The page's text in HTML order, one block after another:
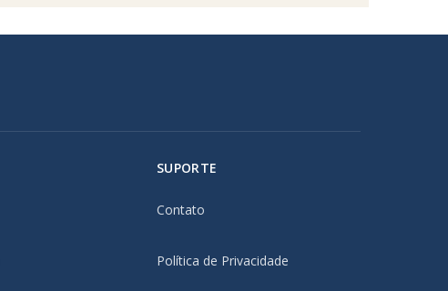
SUPORTE
Contato
Política de Privacidade